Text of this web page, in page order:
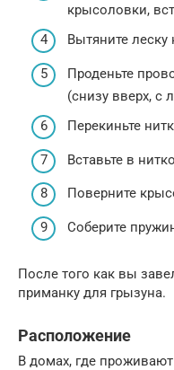
крысоловки,
Вытяните леску
Проденьте
(снизу вверх, с
Перекиньте
Вставьте в
Поверните
Соберите
После того как вы
приманку для грызуна.
Расположение
В домах, где